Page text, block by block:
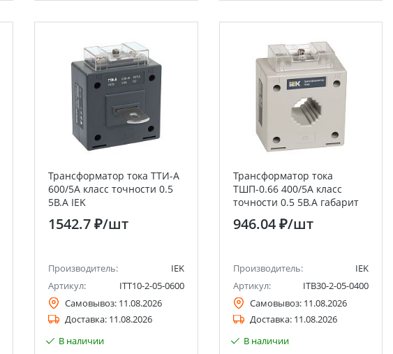
Трансформатор тока ТТИ-А
600/5А класс точности 0.5
5В.А IEK
1542.7 ₽/шт
Производитель:
IEK
Артикул:
ITT10-2-05-0600
Самовывоз: 11.08.2026
Доставка: 11.08.2026
В наличии
Трансформатор тока
ТШП-0.66 400/5А класс
точности 0.5 5В.А габарит
946.04 ₽/шт
Производитель:
IEK
Артикул:
ITB30-2-05-0400
Самовывоз: 11.08.2026
Доставка: 11.08.2026
В наличии